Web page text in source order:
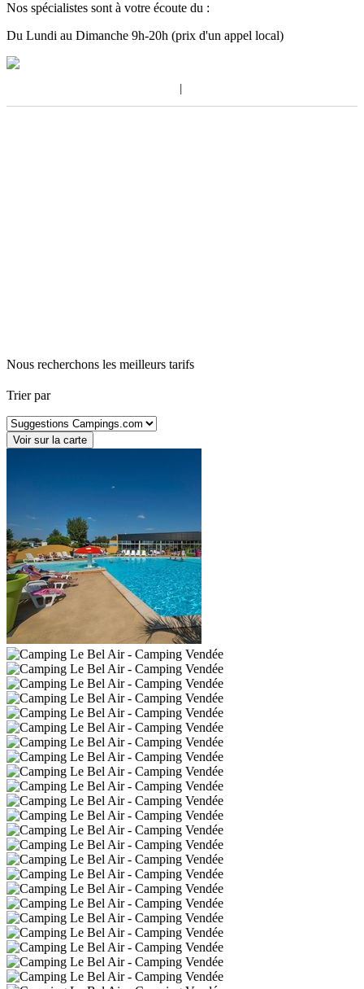
Nos spécialistes sont à votre écoute du :
Du Lundi au Dimanche 9h-20h (prix d'un appel local)
Nous recherchons les meilleurs tarifs
Trier par
Voir sur la carte